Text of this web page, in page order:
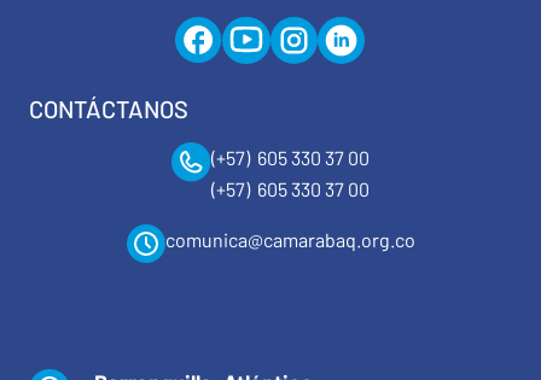
CONTÁCTANOS
(+57) 605 330 37 00
(+57) 605 330 37 00
comunica@camarabaq.org.co